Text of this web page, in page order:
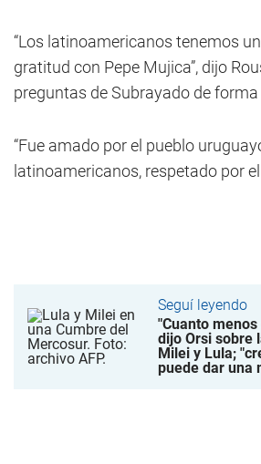
“Los latinoamericanos tenemos
gratitud con Pepe Mujica”, dijo
preguntas de Subrayado de
“Fue amado por el pueblo
latinoamericanos, respetado por
Seguí leyendo
"Cuanto
dijo Orsi sobre
Milei y Lula;
puede dar una